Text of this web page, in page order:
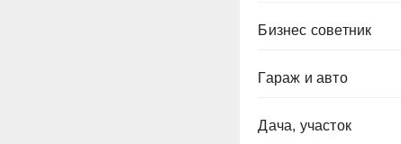
Бизнес советник
Гараж и авто
Дача, участок